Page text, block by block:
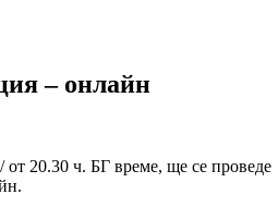
– онлайн
от 20.30 ч. БГ време, ще се проведе